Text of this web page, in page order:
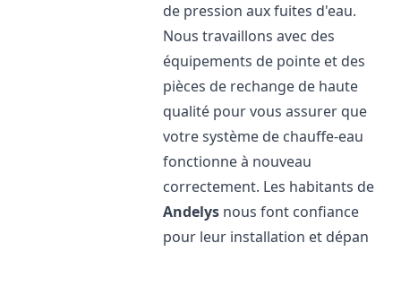
de pression aux fuites d'eau.
Nous travaillons avec des
équipements de pointe et des
pièces de rechange de haute
qualité pour vous assurer que
votre système de chauffe-eau
fonctionne à nouveau
correctement. Les habitants de
Andelys nous font confiance
pour leur installation et dépan